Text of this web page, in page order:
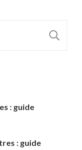
: guide
: guide